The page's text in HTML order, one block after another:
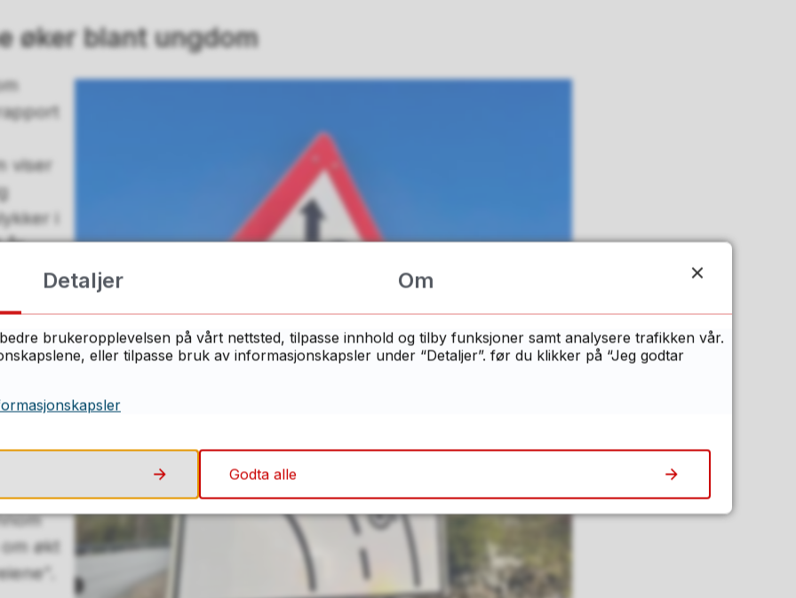
øker blant ungdom
viser
i
år.
i
en
økt
Detaljer Om
brukeropplevelsen på vårt nettsted, tilpasse innhold og tilby funksjoner samt analysere trafikken vår.
eller tilpasse bruk av informasjonskapsler under “Detaljer”. før du klikker på “Jeg godtar
Godta alle